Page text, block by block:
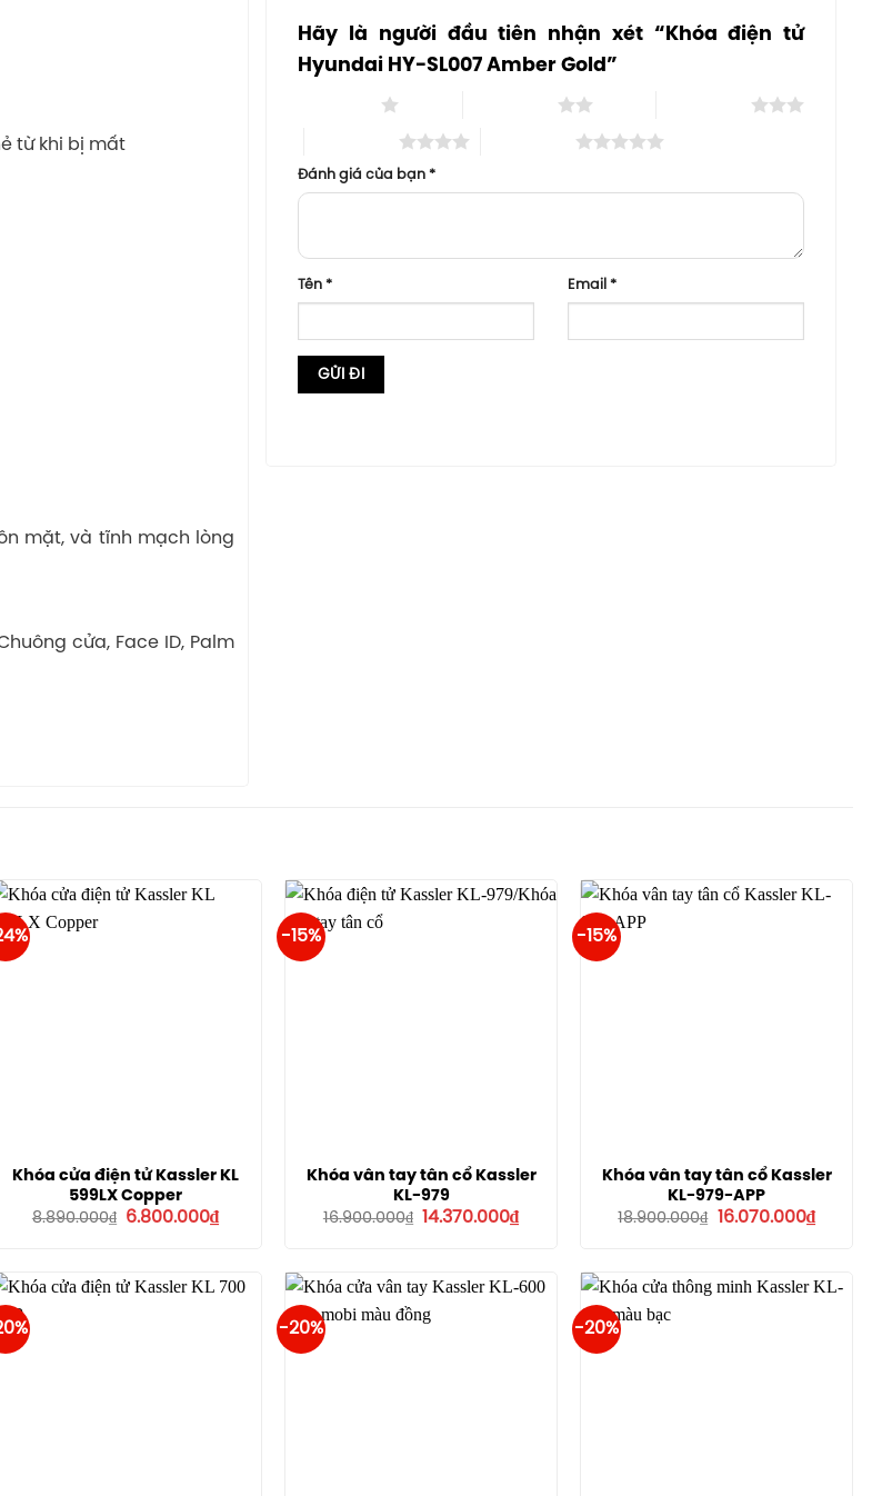
từ khi bị mất
mặt, và tĩnh mạch lòng
cửa, Face ID, Palm
Hãy là người đầu tiên nhận xét “Khóa điện tử
Hyundai HY-SL007 Amber Gold”
Đánh giá của bạn*
Tên* Email*
Khóa cửa điện tử Kassler KL
599LX Copper
8.890.000₫ Giá
6.800.000₫Giá
hiện
6.800.000₫.
-15%
Khóa vân tay tân cổ Kassler
KL-979
16.900.000₫ Giá
14.370.000₫Giá
hiện
14.370.000₫.
-15%
Khóa vân tay tân cổ Kassler
KL-979-APP
18.900.000₫ Giá
16.070.000₫Giá
hiện
-20% -20%